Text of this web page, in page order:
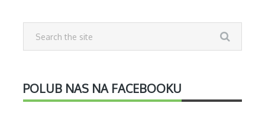
POLUB NAS NA FACEBOOKU